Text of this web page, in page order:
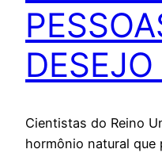
Cientistas do Reino
hormônio natural que